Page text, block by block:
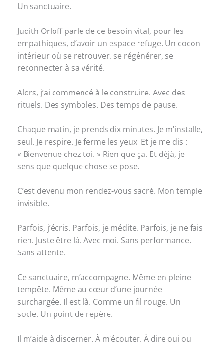
Un sanctuaire.
Judith Orloff parle de ce besoin vital, pour les
empathiques, d’avoir un espace refuge. Un cocon
intérieur où se retrouver, se régénérer, se
reconnecter à sa vérité.
Alors, j’ai commencé à le construire. Avec des
rituels. Des symboles. Des temps de pause.
Chaque matin, je prends dix minutes. Je m’installe,
seul. Je respire. Je ferme les yeux. Et je me dis :
« Bienvenue chez toi. » Rien que ça. Et déjà, je
sens que quelque chose se pose.
C’est devenu mon rendez-vous sacré. Mon temple
invisible.
Parfois, j’écris. Parfois, je médite. Parfois, je ne fais
rien. Juste être là. Avec moi. Sans performance.
Sans attente.
Ce sanctuaire, m’accompagne. Même en pleine
tempête. Même au cœur d’une journée
surchargée. Il est là. Comme un fil rouge. Un
socle. Un point de repère.
Il m’aide à discerner. À m’écouter. À dire oui ou